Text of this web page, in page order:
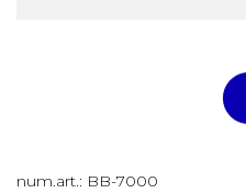
num.art.: BB-7000